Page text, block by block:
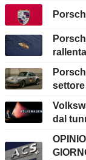
dal